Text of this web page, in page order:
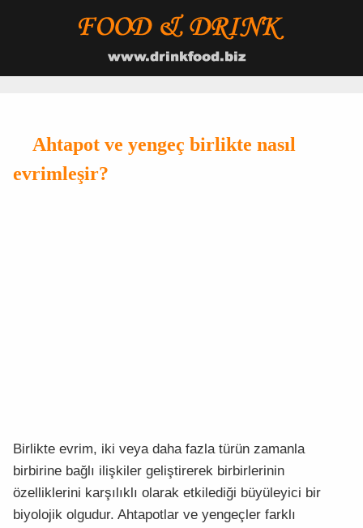
Ahtapot ve yengeç birlikte nasıl
evrimleşir?
Birlikte evrim, iki veya daha fazla türün zamanla
birbirine bağlı ilişkiler geliştirerek birbirlerinin
özelliklerini karşılıklı olarak etkilediği büyüleyici bir
biyolojik olgudur. Ahtapotlar ve yengeçler farklı